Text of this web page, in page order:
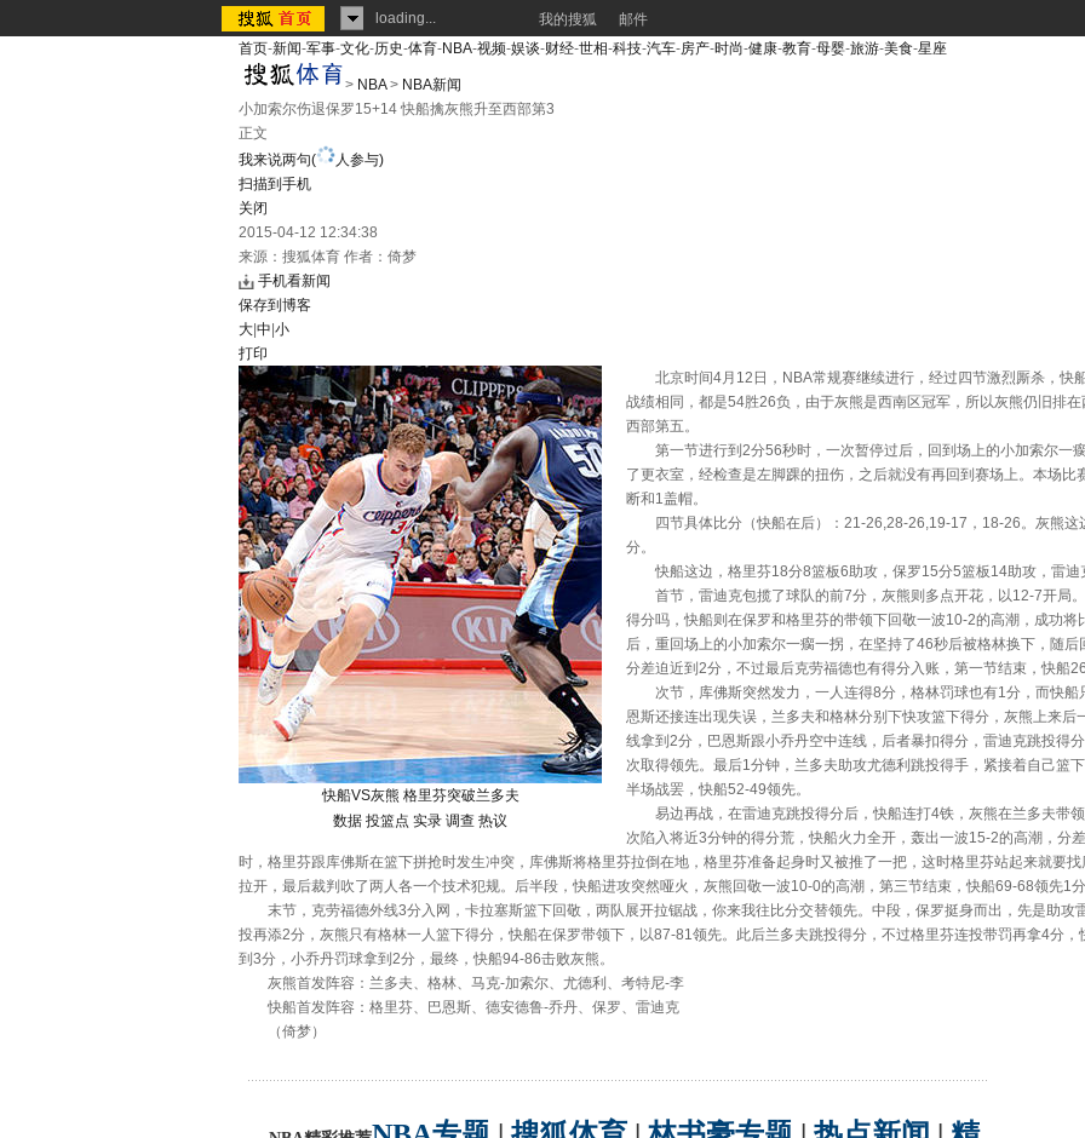
loading... 我的搜狐
邮件
首页-新闻-军事-文化-历史-体育-NBA-视频-娱谈-财经-世相-科技-汽车-房产-时尚-健康-教育-母婴-旅游-美食-星座
> NBA> NBA新闻
小加索尔伤退保罗15+14 快船擒灰熊升至西部第3
正文
我来说两句(
人参与)
扫描到手机
关闭
2015-04-12 12:34:38
来源： 搜狐体育 作者：倚梦
手机看新闻
保存到博客
大 中 小
打印
快船VS灰熊 格里芬突破兰多夫
数据 投篮点 实录 调查 热议
北京时间4月12日，NBA常规赛继续进行，经过四节激烈厮杀，快
战绩相同，都是54胜26负，由于灰熊是西南区冠军，所以灰熊仍旧排
西部第五。
第一节进行到2分56秒时，一次暂停过后，回到场上的小加索尔一
了更衣室，经检查是左脚踝的扭伤，之后就没有再回到赛场上。本场
断和1盖帽。
四节具体比分（快船在后）：21-26,28-26,19-17，18-26。灰熊这
分。
快船这边，格里芬18分8篮板6助攻，保罗15分5篮板14助攻，雷迪
首节，雷迪克包揽了球队的前7分，灰熊则多点开花，以12-7开局
得分吗，快船则在保罗和格里芬的带领下回敬一波10-2的高潮，成功
后，重回场上的小加索尔一瘸一拐，在坚持了46秒后被格林换下，随
分差迫近到2分，不过最后克劳福德也有得分入账，第一节结束，快船
次节，库佛斯突然发力，一人连得8分，格林罚球也有1分，而快船
恩斯还接连出现失误，兰多夫和格林分别下快攻篮下得分，灰熊上来
线拿到2分，巴恩斯跟小乔丹空中连线，后者暴扣得分，雷迪克跳投得
次取得领先。最后1分钟，兰多夫助攻尤德利跳投得手，紧接着自己篮
半场战罢，快船52-49领先。
易边再战，在雷迪克跳投得分后，快船连打4铁，灰熊在兰多夫带
次陷入将近3分钟的得分荒，快船火力全开，轰出一波15-2的高潮，分
时，格里芬跟库佛斯在篮下拼抢时发生冲突，库佛斯将格里芬拉倒在地，格里芬准备起身时又被推了一把，这时格里芬站起来就要
拉开，最后裁判吹了两人各一个技术犯规。后半段，快船进攻突然哑火，灰熊回敬一波10-0的高潮，第三节结束，快船69-68领先1
末节，克劳福德外线3分入网，卡拉塞斯篮下回敬，两队展开拉锯战，你来我往比分交替领先。中段，保罗挺身而出，先是助攻
投再添2分，灰熊只有格林一人篮下得分，快船在保罗带领下，以87-81领先。此后兰多夫跳投得分，不过格里芬连投带罚再拿4分
到3分，小乔丹罚球拿到2分，最终，快船94-86击败灰熊。
灰熊首发阵容：兰多夫、格林、马克-加索尔、尤德利、考特尼-李
快船首发阵容：格里芬、巴恩斯、德安德鲁-乔丹、保罗、雷迪克
（倚梦）